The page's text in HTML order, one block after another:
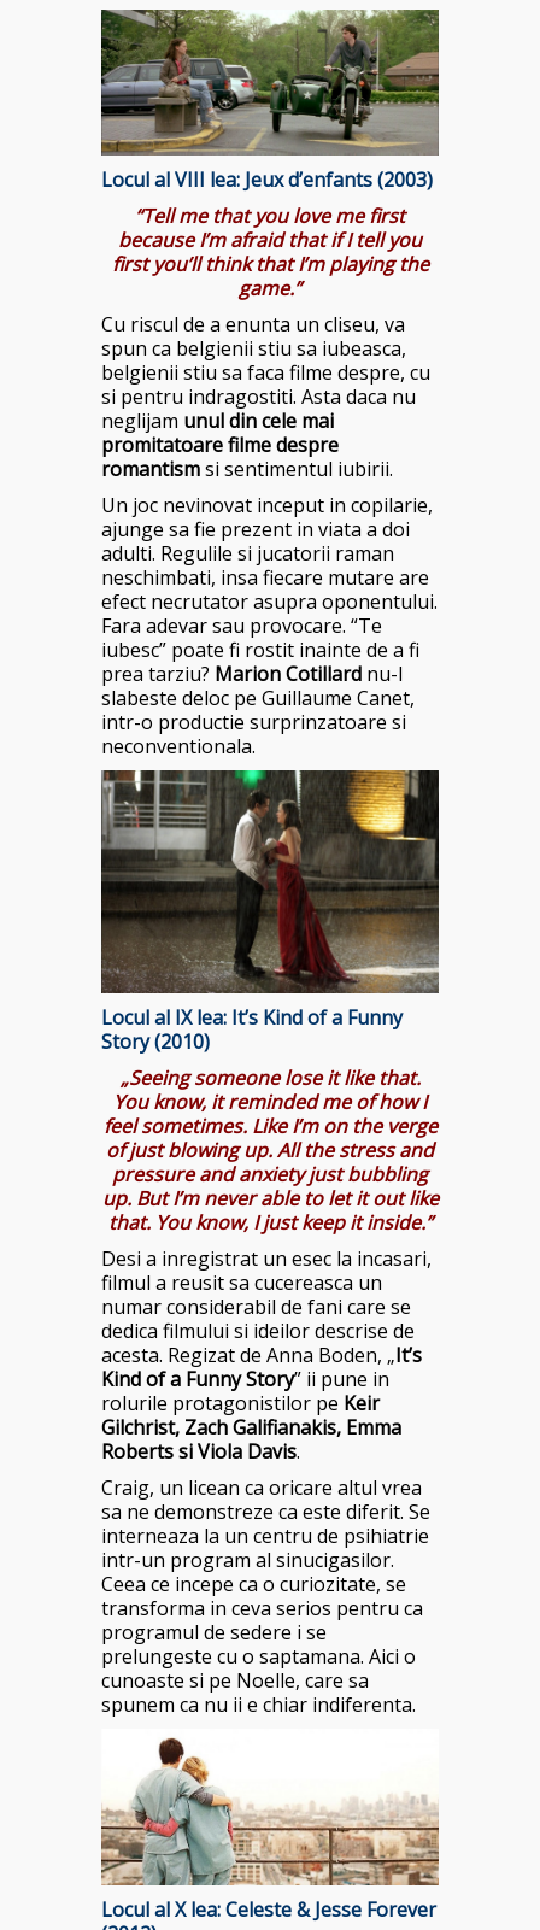
Locul al VIII lea: Jeux d’enfants (2003)
“Tell me that you love me first
because I’m afraid that if I tell you
first you’ll think that I’m playing the
game.”
Cu riscul de a enunta un cliseu, va
spun ca belgienii stiu sa iubeasca,
belgienii stiu sa faca filme despre, cu
si pentru indragostiti. Asta daca nu
neglijam unul din cele mai
promitatoare filme despre
romantismsi sentimentul iubirii.
Un joc nevinovat inceput in copilarie,
ajunge sa fie prezent in viata a doi
adulti. Regulile si jucatorii raman
neschimbati, insa fiecare mutare are
efect necrutator asupra oponentului.
Fara adevar sau provocare. “Te
iubesc” poate fi rostit inainte de a fi
prea tarziu? Marion Cotillard nu-l
slabeste deloc pe Guillaume Canet,
intr-o productie surprinzatoare si
neconventionala.
Locul al IX lea: It’s Kind of a Funny
Story (2010)
„Seeing someone lose it like that.
You know, it reminded me of how I
feel sometimes. Like I’m on the verge
of just blowing up. All the stress and
pressure and anxiety just bubbling
up. But I’m never able to let it out like
that. You know, I just keep it inside.”
Desi a inregistrat un esec la incasari,
filmul a reusit sa cucereasca un
numar considerabil de fani care se
dedica filmului si ideilor descrise de
acesta. Regizat de Anna Boden, „It’s
Kind of a Funny Story” ii pune in
rolurile protagonistilor pe Keir
Gilchrist, Zach Galifianakis, Emma
Roberts si Viola Davis.
Craig, un licean ca oricare altul vrea
sa ne demonstreze ca este diferit. Se
interneaza la un centru de psihiatrie
intr-un program al sinucigasilor.
Ceea ce incepe ca o curiozitate, se
transforma in ceva serios pentru ca
programul de sedere i se
prelungeste cu o saptamana. Aici o
cunoaste si pe Noelle, care sa
spunem ca nu ii e chiar indiferenta.
Locul al X lea: Celeste & Jesse Forever